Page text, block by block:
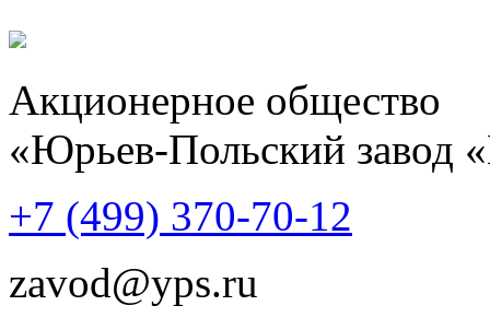
Акционерное общество
«Юрьев-Польский завод
+7 (499) 370-70-12
zavod@yps.ru